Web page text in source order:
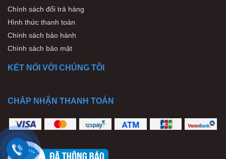
Chính sách đổi trả hàng
Hình thức thanh toán
Chính sách bảo hành
Chính sách bảo mật
KẾT NỐI VỚI CHÚNG TÔI
CHẤP NHẬN THANH TOÁN